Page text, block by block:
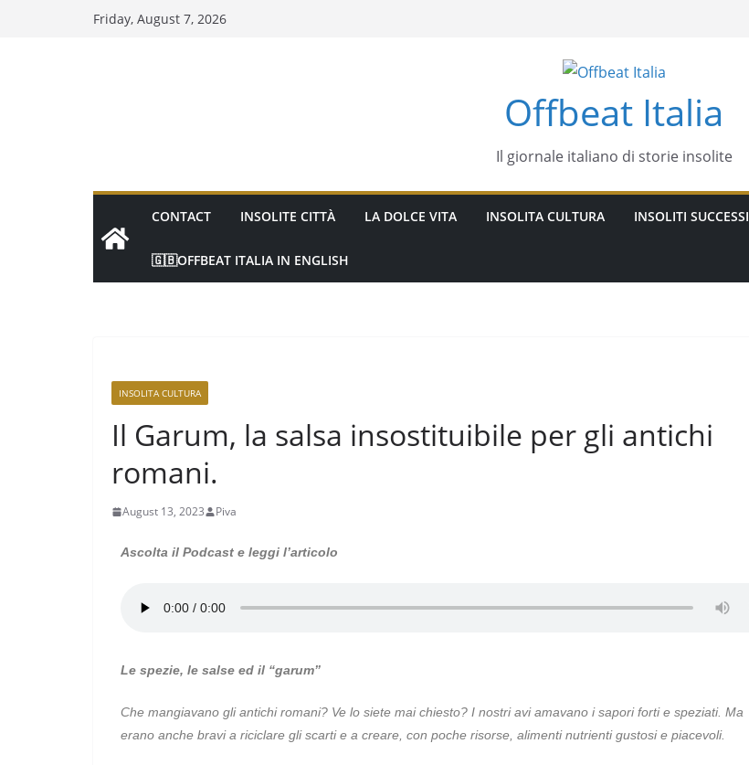
Friday, August 7, 2026
Offbeat Italia
Il giornale italiano di storie insolite
CONTACT INSOLITE CITTÀ LA DOLCE VITA INSOLITA CULTURA INSOLITI SUCCESSI
🇬🇧OFFBEAT ITALIA IN ENGLISH
INSOLITA CULTURA
Il Garum, la salsa insostituibile per gli antichi
romani.
August 13, 2023 Piva
Ascolta il Podcast e leggi l’articolo
Le spezie, le salse ed il “garum”
Che mangiavano gli antichi romani? Ve lo siete mai chiesto? I nostri avi amavano i sapori forti e speziati. Ma
erano anche bravi a riciclare gli scarti e a creare, con poche risorse, alimenti nutrienti gustosi e piacevoli.